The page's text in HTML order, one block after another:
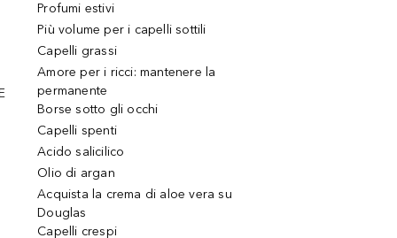
Profumi estivi
Più volume per i capelli sottili
Capelli grassi
Amore per i ricci: mantenere la
permanente
Borse sotto gli occhi
Capelli spenti
Acido salicilico
Olio di argan
Acquista la crema di aloe vera su
Douglas
Capelli crespi